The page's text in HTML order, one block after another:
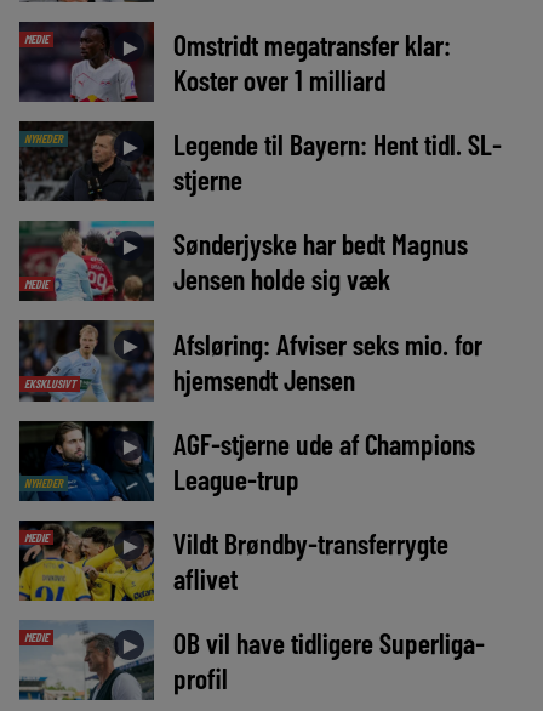
MEDIE ►
Omstridt megatransfer klar:
Koster over 1 milliard
NYHEDER ►
Legende til Bayern: Hent tidl. SL-
stjerne
MEDIE
►
Sønderjyske har bedt Magnus
Jensen holde sig væk
EKSKLUSIVT
►
Afsløring: Afviser seks mio. for
hjemsendt Jensen
NYHEDER
►
AGF-stjerne ude af Champions
League-trup
MEDIE ►
Vildt Brøndby-transferrygte
aflivet
MEDIE ►
OB vil have tidligere Superliga-
profil